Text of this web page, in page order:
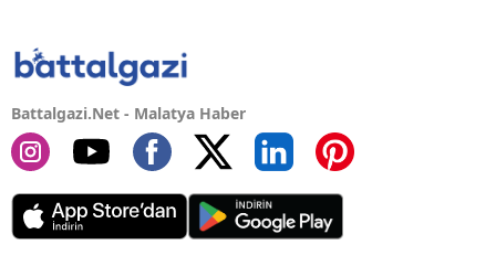
Battalgazi.Net - Malatya Haber